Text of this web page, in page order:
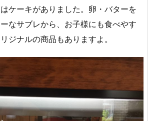
ケーキがありました。卵・バターを
なサブレから、お子様にも食べやす
ジナルの商品もありますよ。